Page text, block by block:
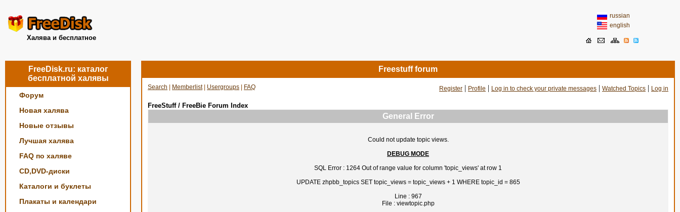
Халява и бесплатное
russian
english
FreeDisk.ru: каталог
бесплатной халявы
Форум
Новая халява
Новые отзывы
Лучшая халява
FAQ по халяве
CD,DVD-диски
Каталоги и буклеты
Плакаты и календари
Freestuff forum
Search Memberlist| Usergroups FAQ Register | Profile | Log in to check your private messages | Watched Topics | Log in
FreeStuff / FreeBie Forum Index
General Error
Could not update topic views.
DEBUG MODE
SQL Error : 1264 Out of range value for column 'topic_views' at row 1
UPDATE zhpbb_topics SET topic_views = topic_views + 1 WHERE topic_id = 865
Line : 967
File : viewtopic.php